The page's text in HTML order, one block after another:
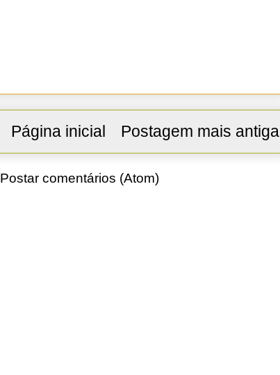
Postagem mais antiga
Página inicial
Postar comentários (Atom)